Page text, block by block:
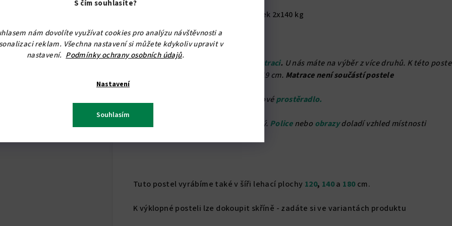
S čím souhlasíte?
nám dovolíte využívat cookies pro analýzu návštěvnosti a
reklam. Všechna nastavení si můžete kdykoliv upravit v
nastavení. Podmínky ochrany osobních údajů.
Nastavení
Souhlasím
2x120 kg, nebo za příplatek 2x140 kg
Kvalitní spánek závisí na kvalitní matraci. U nás máte na výběr z více druhů. K této
doporučujeme max. výšku matrace 19 cm. Matrace není součástí postele
K nové posteli se skvěle hodí také novéprostěradlo.
Nenechávejte prostor na zdi prázdný. Policenebo obrazydoladí vzhled místnosti
Tuto postel vyrábíme také v šíři lehací plochy 120, 140a 180cm.
K výklopné posteli lze dokoupit skříně - zadáte si ve variantách produktu